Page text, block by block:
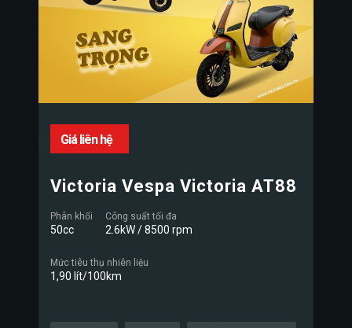
Giá liên hệ
Victoria Vespa Victoria AT88
Phân khối
50cc
Công suất tối đa
2.6kW / 8500 rpm
Mức tiêu thụ nhiên liệu
1,90 lít/100km